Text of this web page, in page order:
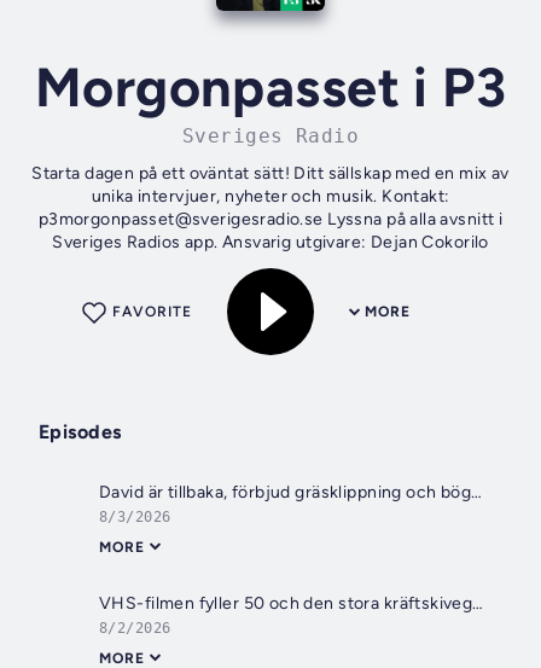
Morgonpasset i P3
Sveriges Radio
Starta dagen på ett oväntat sätt! Ditt sällskap med en mix av
unika intervjuer, nyheter och musik. Kontakt:
p3morgonpasset@sverigesradio.se Lyssna på alla avsnitt i
Sveriges Radios app. Ansvarig utgivare: Dejan Cokorilo
MORE
FAVORITE
Episodes
David är tillbaka, förbjud gräsklippning och bög-björnarna försvinner
8/3/2026
MORE
VHS-filmen fyller 50 och den stora kräftskiveguiden
8/2/2026
MORE